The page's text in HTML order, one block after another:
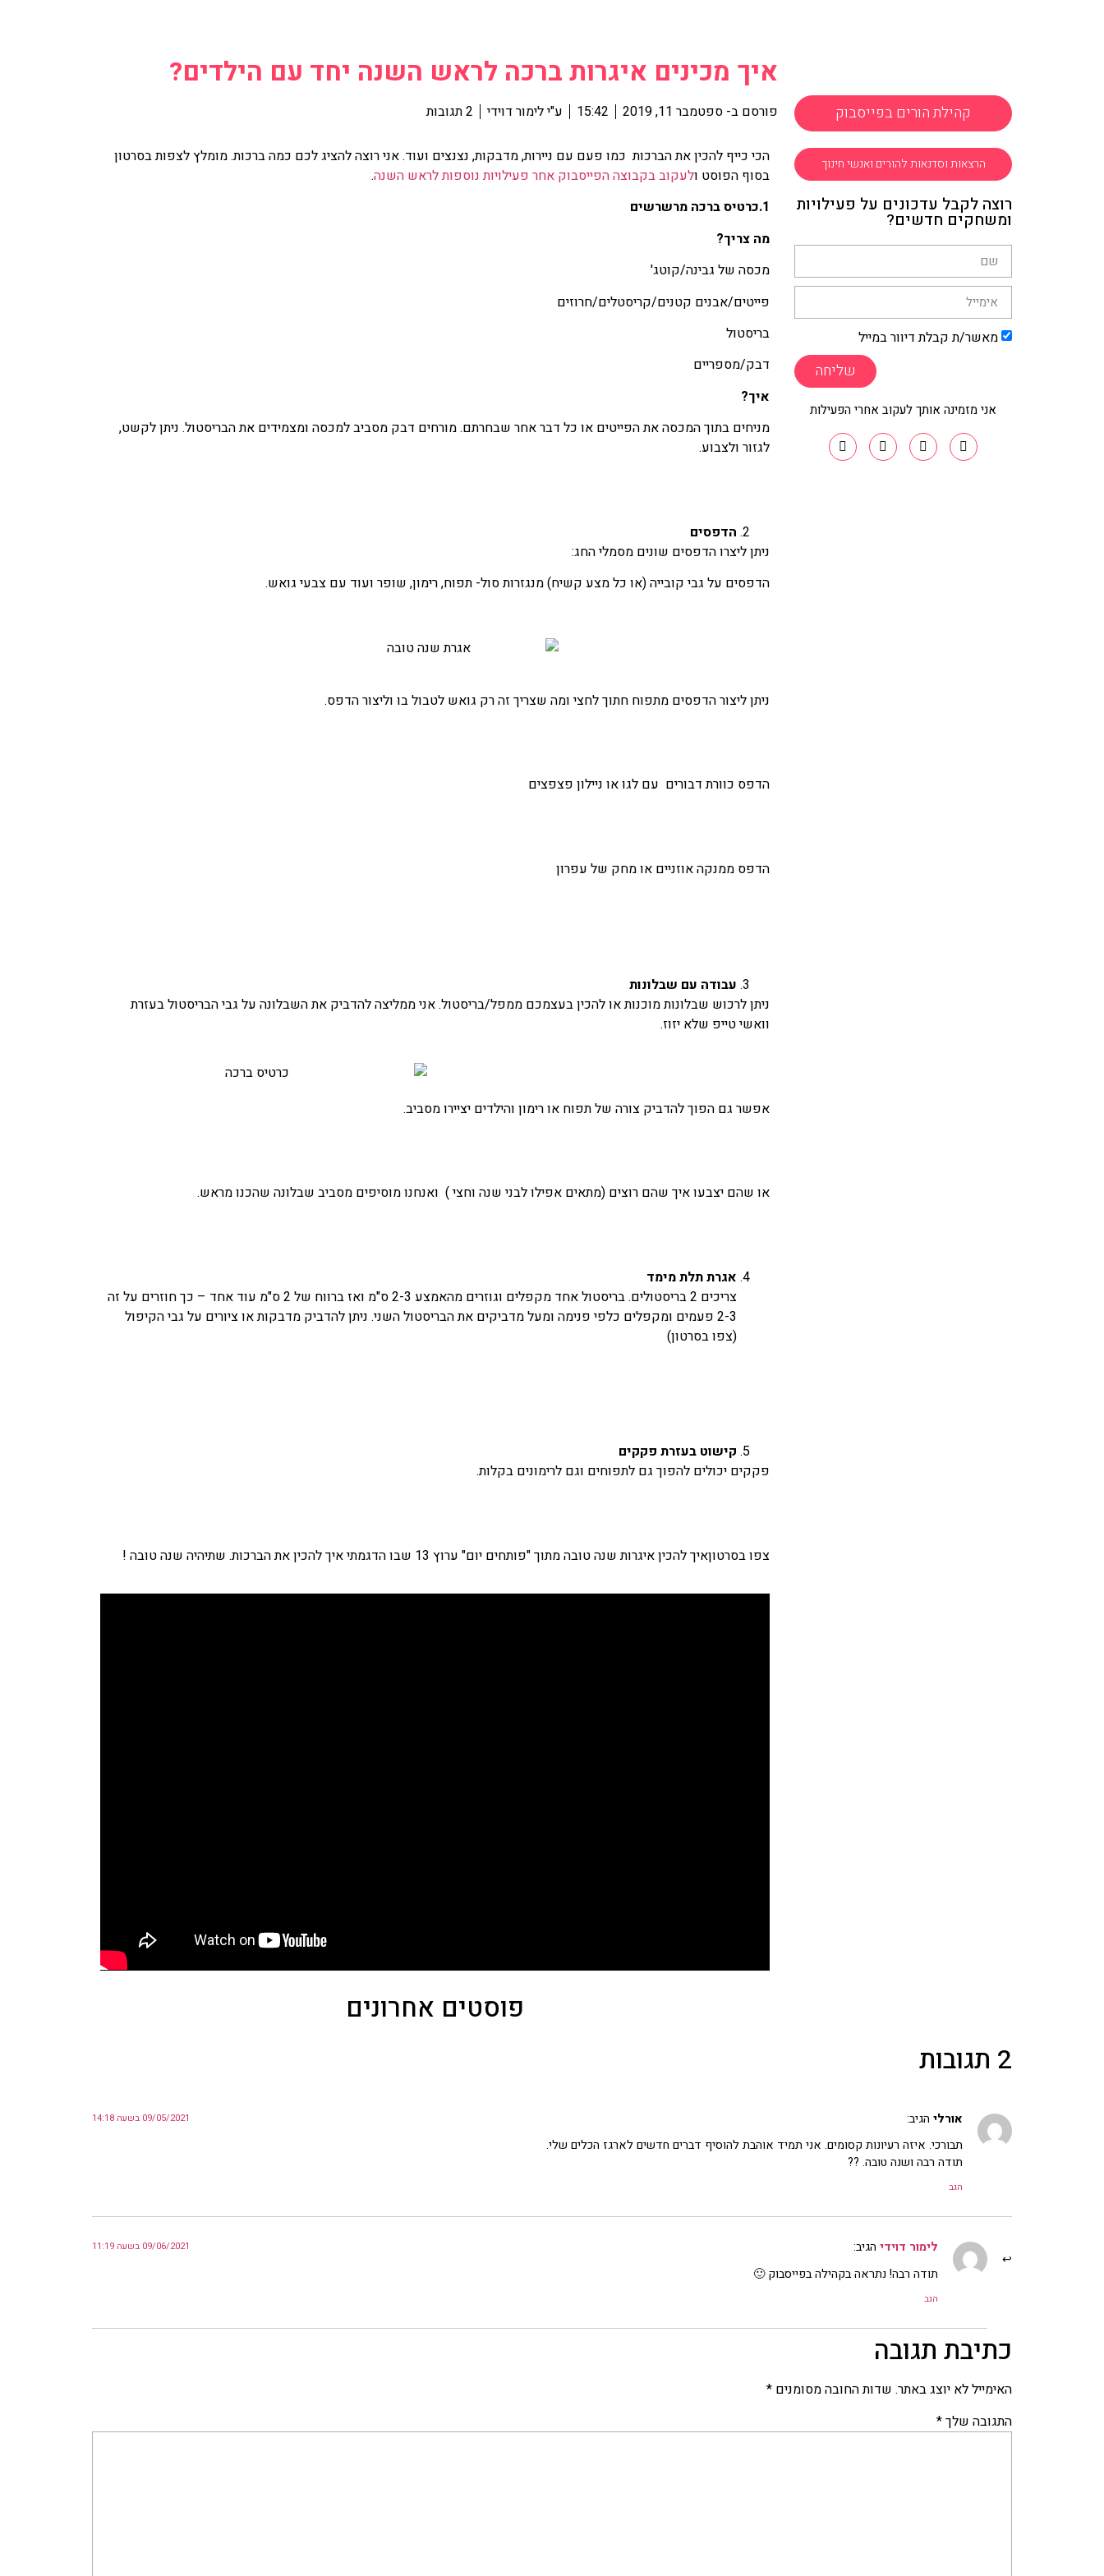
קהילת הורים בפייסבוק
הרצאות וסדנאות להורים ואנשי חינוך
רוצה לקבל עדכונים על פעילויות
ומשחקים חדשים?
מאשר/ת קבלת דיוור במייל
שליחה
אני מזמינה אותך לעקוב אחרי הפעילות
איך מכינים איגרות ברכה לראש השנה יחד עם הילדים?
פורסם ב- ספטמבר 11, 2019 15:42 ע"ילימור דוידי 2 תגובות
הכי כייף להכין את הברכות כמו פעם עם ניירות, מדבקות, נצנצים ועוד. אני רוצה להציג לכם כמה ברכות. מומלץ לצפות בסרטון
בסוף הפוסט ולעקוב בקבוצה הפייסבוק אחר פעילויות נוספות לראש השנה.
1.כרטיס ברכה מרשרשים
מה צריך?
מכסה של גבינה/קוטג'
פייטים/אבנים קטנים/קריסטלים/חרוזים
בריסטול
דבק/מספריים
איך?
מניחים בתוך המכסה את הפייטים או כל דבר אחר שבחרתם. מורחים דבק מסביב למכסה ומצמידים את הבריסטול. ניתן לקשט,
לגזור ולצבוע.
הדפסים
ניתן ליצרו הדפסים שונים מסמלי החג:
הדפסים על גבי קובייה (או כל מצע קשיח) מנגזרות סול- תפוח, רימון, שופר ועוד עם צבעי גואש.
ניתן ליצור הדפסים מתפוח חתוך לחצי ומה שצריך זה רק גואש לטבול בו וליצור הדפס.
הדפס כוורת דבורים עם לגו או ניילון פצפצים
הדפס ממנקה אוזניים או מחק של עפרון
עבודה עם שבלונות
ניתן לרכוש שבלונות מוכנות או להכין בעצמכם ממפל/בריסטול. אני ממליצה להדביק את השבלונה על גבי הבריסטול בעזרת
וואשי טייפ שלא יזוז.
אפשר גם הפוך להדביק צורה של תפוח או רימון והילדים יציירו מסביב.
או שהם יצבעו איך שהם רוצים (מתאים אפילו לבני שנה וחצי ) ואנחנו מוסיפים מסביב שבלונה שהכנו מראש.
אגרת תלת מימד
צריכים 2 בריסטולים. בריסטול אחד מקפלים וגוזרים מהאמצע 2-3 ס"מ ואז ברווח של 2 ס"מ עוד אחד – כך חוזרים על זה
2-3 פעמים ומקפלים כלפי פנימה ומעל מדביקים את הבריסטול השני. ניתן להדביק מדבקות או ציורים על גבי הקיפול
(צפו בסרטון)
קישוט בעזרת פקקים
פקקים יכולים להפוך גם לתפוחים וגם לרימונים בקלות.
צפו בסרטוןאיך להכין איגרות שנה טובה מתוך "פותחים יום" ערוץ 13 שבו הדגמתי איך להכין את הברכות. שתיהיה שנה טובה !
פוסטים אחרונים
2 תגובות
אורלי הגיב: 09/05/2021 בשעה 14:18
תבורכי. איזה רעיונות קסומים. אני תמיד אוהבת להוסיף דברים חדשים לארגז הכלים שלי.
תודה רבה ושנה טובה. ??
הגב
לימור דוידי הגיב: 09/06/2021 בשעה 11:19
תודה רבה! נתראה בקהילה בפייסבוק 🙂
הגב
כתיבת תגובה
האימייל לא יוצג באתר. שדות החובה מסומנים *
התגובה שלך*